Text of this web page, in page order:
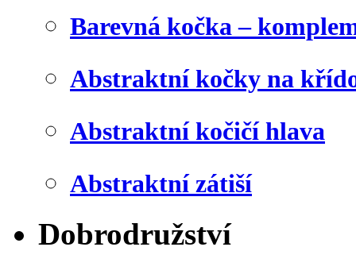
Barevná kočka –
Abstraktní kočky na
Abstraktní kočičí hlava
Abstraktní zátiší
Dobrodružství